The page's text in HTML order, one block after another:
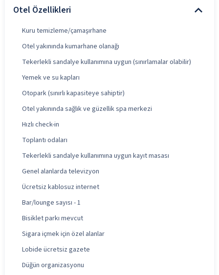
Otel Özellikleri
Kuru temizleme/çamaşırhane
Otel yakınında kumarhane olanağı
Tekerlekli sandalye kullanımına uygun (sınırlamalar olabilir)
Yemek ve su kapları
Otopark (sınırlı kapasiteye sahiptir)
Otel yakınında sağlık ve güzellik spa merkezi
Hızlı check-in
Toplantı odaları
Tekerlekli sandalye kullanımına uygun kayıt masası
Genel alanlarda televizyon
Ücretsiz kablosuz internet
Bar/lounge sayısı - 1
Bisiklet parkı mevcut
Sigara içmek için özel alanlar
Lobide ücretsiz gazete
Düğün organizasyonu